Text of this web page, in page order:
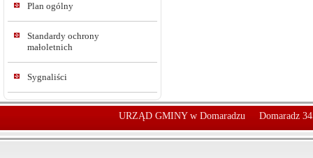
Plan ogólny
Standardy ochrony
małoletnich
Sygnaliści
URZĄD GMINY w Domaradzu Domaradz